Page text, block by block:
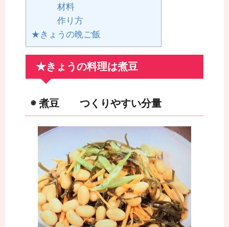
材料
作り方
★きょうの晩ご飯
★きょうの料理は煮豆
◉ 煮豆 つくりやすい分量